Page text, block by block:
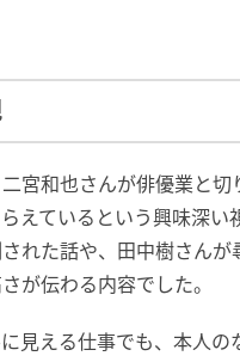
宮和也さんが俳優業と
えているという興味深い
れた話や、田中樹さんが
が伝わる内容でした。
見える仕事でも、本人